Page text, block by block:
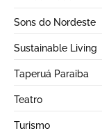
Sons do Nordeste
Sustainable Living
Taperuá Paraiba
Teatro
Turismo